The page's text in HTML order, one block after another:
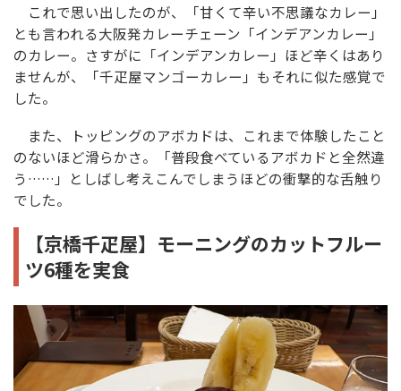
これで思い出したのが、「甘くて辛い不思議なカレー」
とも言われる大阪発カレーチェーン「インデアンカレー」
のカレー。さすがに「インデアンカレー」ほど辛くはあり
ませんが、「千疋屋マンゴーカレー」もそれに似た感覚で
した。
また、トッピングのアボカドは、これまで体験したこと
のないほど滑らかさ。「普段食べているアボカドと全然違
う……」としばし考えこんでしまうほどの衝撃的な舌触り
でした。
【京橋千疋屋】モーニングのカットフルー
ツ6種を実食